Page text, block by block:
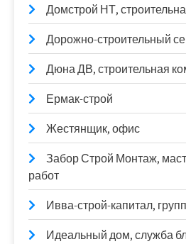
Домстрой НТ,
Дорожно-строительный
Дюна ДВ, строительная
Ермак-строй
Жестянщик, офис
Забор Строй Монтаж,
работ
Ивва-строй-капитал,
Идеальный дом, служба